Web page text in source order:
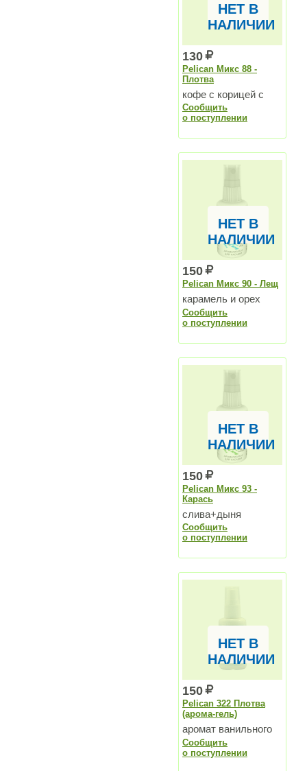
НЕТ В
НАЛИЧИИ
130
Pelican Микс 88 -
Плотва
кофе с корицей с
оттенком цитруса
Сообщить
о поступлении
НЕТ В
НАЛИЧИИ
150
Pelican Микс 90 - Лещ
карамель и орех
Сообщить
о поступлении
НЕТ В
НАЛИЧИИ
150
Pelican Микс 93 -
Карась
слива+дыня
Сообщить
о поступлении
НЕТ В
НАЛИЧИИ
150
Pelican 322 Плотва
(арома-гель)
аромат ванильного
молока для плотвы,
не замерзает зимой
Сообщить
о поступлении